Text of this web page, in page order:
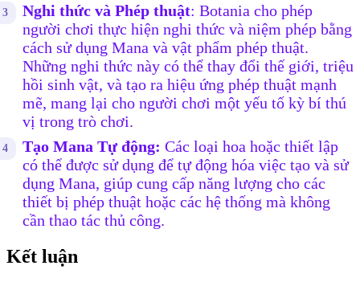
Nghi thức và Phép thuật: Botania cho phép
người chơi thực hiện nghi thức và niệm phép bằng
cách sử dụng Mana và vật phẩm phép thuật.
Những nghi thức này có thể thay đổi thế giới, triệu
hồi sinh vật, và tạo ra hiệu ứng phép thuật mạnh
mẽ, mang lại cho người chơi một yếu tố kỳ bí thú
vị trong trò chơi.
Tạo Mana Tự động: Các loại hoa hoặc thiết lập
có thể được sử dụng để tự động hóa việc tạo và sử
dụng Mana, giúp cung cấp năng lượng cho các
thiết bị phép thuật hoặc các hệ thống mà không
cần thao tác thủ công.
Kết luận